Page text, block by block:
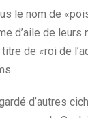
le nom de
d’aile de leurs
de «roi de
d’autres